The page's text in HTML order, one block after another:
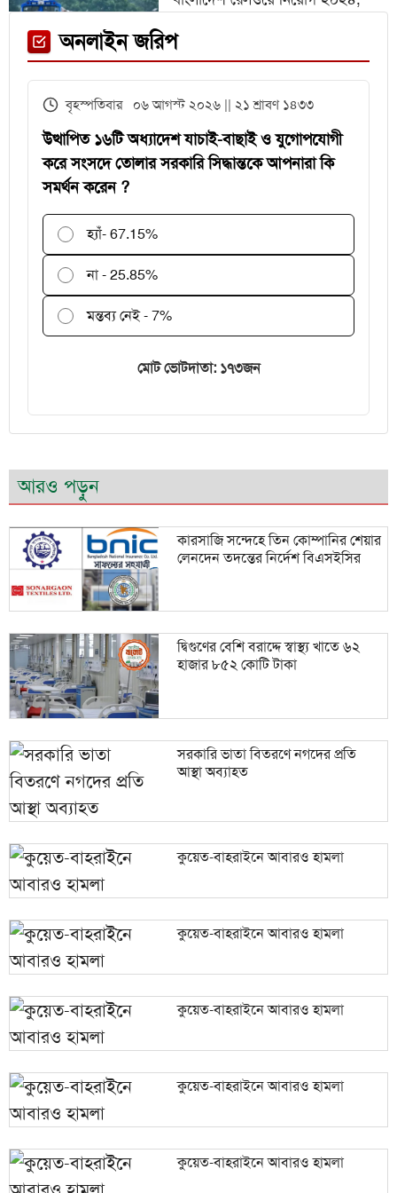
ফেনী স্টেশনে মেঘনা ট্রেনের ইঞ্জিন
বিকল, আড়াই ঘণ্টা আটকা ৮০০ যাত্রী
পরীক্ষকদের জন্য সময় বাড়ল ২ দিন
অনলাইন জরিপ
বৃহস্পতিবার ০৬ আগস্ট ২০২৬ || ২১ শ্রাবণ ১৪৩৩
উত্থাপিত ১৬টি অধ্যাদেশ যাচাই-বাছাই ও যুগোপযোগী
করে সংসদে তোলার সরকারি সিদ্ধান্তকে আপনারা কি
সমর্থন করেন ?
হ্যাঁ- 67.15%
না - 25.85%
মন্তব্য নেই - 7%
মোট ভোটদাতা: ১৭৩জন
আরও পড়ুন
কারসাজি সন্দেহে তিন কোম্পানির শেয়ার
লেনদেন তদন্তের নির্দেশ বিএসইসির
দ্বিগুণের বেশি বরাদ্দে স্বাস্থ্য খাতে ৬২
হাজার ৮৫২ কোটি টাকা
সরকারি ভাতা বিতরণে নগদের প্রতি
আস্থা অব্যাহত
কুয়েত-বাহরাইনে আবারও হামলা
কুয়েত-বাহরাইনে আবারও হামলা
কুয়েত-বাহরাইনে আবারও হামলা
কুয়েত-বাহরাইনে আবারও হামলা
কুয়েত-বাহরাইনে আবারও হামলা